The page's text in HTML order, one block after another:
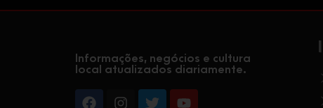
Informações, negócios e cultura
local atualizados diariamente.